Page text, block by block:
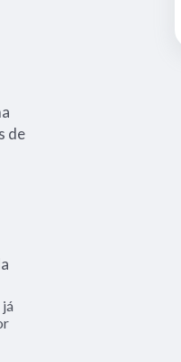
de
já